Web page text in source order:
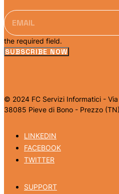
the required field.
SUBSCRIBE NOW
© 2024 FC Servizi Informatici - Via
38085 Pieve di Bono - Prezzo
LINKEDIN
FACEBOOK
TWITTER
SUPPORT